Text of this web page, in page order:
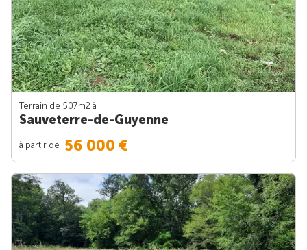
Terrain de 507m2 à
Sauveterre-de-Guyenne
à partir de 56 000 €